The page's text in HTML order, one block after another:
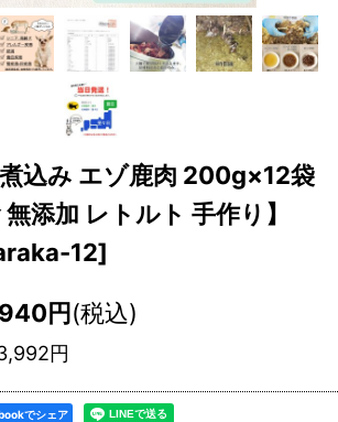
込み エゾ鹿肉 200g×12袋
無添加 レトルト 手作り】
12]
円(税込)
円
でシェア